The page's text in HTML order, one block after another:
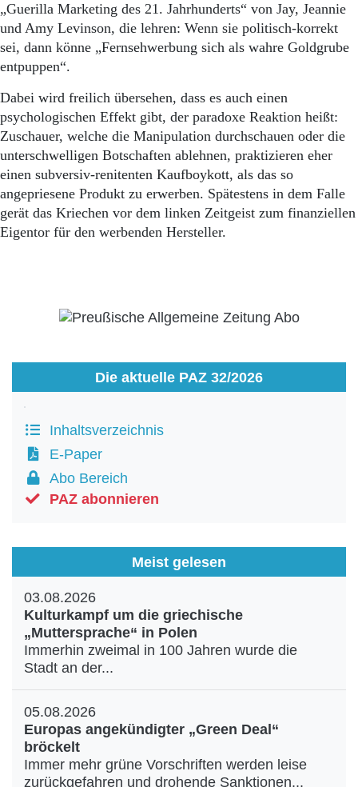
„Guerilla Marketing des 21. Jahrhunderts“ von Jay, Jeannie
und Amy Levinson, die lehren: Wenn sie politisch-korrekt
sei, dann könne „Fernsehwerbung sich als wahre Goldgrube
entpuppen“.
Dabei wird freilich übersehen, dass es auch einen
psychologischen Effekt gibt, der paradoxe Reaktion heißt:
Zuschauer, welche die Manipulation durchschauen oder die
unterschwelligen Botschaften ablehnen, praktizieren eher
einen subversiv-renitenten Kaufboykott, als das so
angepriesene Produkt zu erwerben. Spätestens in dem Falle
gerät das Kriechen vor dem linken Zeitgeist zum finanziellen
Eigentor für den werbenden Hersteller.
Die aktuelle PAZ 32/2026
Inhaltsverzeichnis
E-Paper
Abo Bereich
PAZ abonnieren
Meist gelesen
03.08.2026
Kulturkampf um die griechische
„Muttersprache“ in Polen
Immerhin zweimal in 100 Jahren wurde die
Stadt an der...
05.08.2026
Europas angekündigter „Green Deal“
bröckelt
Immer mehr grüne Vorschriften werden leise
zurückgefahren und drohende Sanktionen...